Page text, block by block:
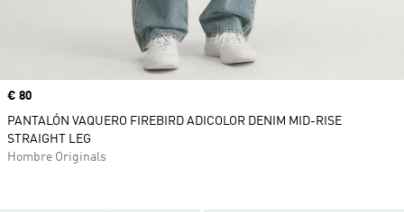
Precio
€ 80
PANTALÓN VAQUERO FIREBIRD ADICOLOR DENIM MID-RISE
STRAIGHT LEG
Hombre Originals